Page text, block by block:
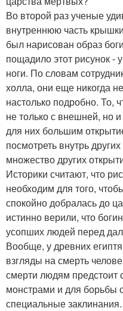
Во второй раз ученые
внутреннюю часть
был нарисован образ
пощадило этот рисунок -
ноги. По словам
холла, они еще никогда
настолько подробно. То,
не только с внешней, но
для них большим
посмотреть внутрь
множество других
Историки считают, что
необходим для того,
спокойно добралась до
истинно верили, что
усопших людей перед
Вообще, у древних
взгляды на смерть
смерти людям предстоит
монстрами и для борьбы
специальные заклинания.